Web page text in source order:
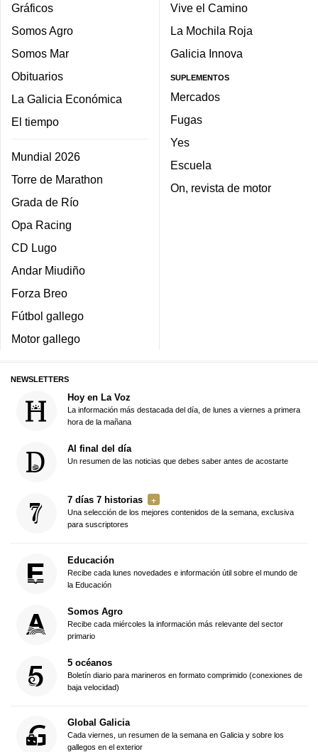
Gráficos
Somos Agro
Somos Mar
Obituarios
La Galicia Económica
El tiempo
Mundial 2026
Torre de Marathon
Grada de Río
Opa Racing
CD Lugo
Andar Miudiño
Forza Breo
Fútbol gallego
Motor gallego
Vive el Camino
La Mochila Roja
Galicia Innova
SUPLEMENTOS
Mercados
Fugas
Yes
Escuela
On, revista de motor
NEWSLETTERS
Hoy en La Voz
La información más destacada del día, de lunes a viernes a primera
hora de la mañana
Al final del día
Un resumen de las noticias que debes saber antes de acostarte
7 días 7 historias
Una selección de los mejores contenidos de la semana, exclusiva
para suscriptores
Educación
Recibe cada lunes novedades e información útil sobre el mundo de
la Educación
Somos Agro
Recibe cada miércoles la información más relevante del sector
primario
5 océanos
Boletín diario para marineros en formato comprimido (conexiones de
baja velocidad)
Global Galicia
Cada viernes, un resumen de la semana en Galicia y sobre los
gallegos en el exterior